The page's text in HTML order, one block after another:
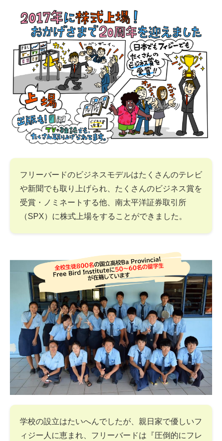
フリーバードのビジネスモデルはたくさんのテレビ
や新聞でも取り上げられ、たくさんのビジネス賞を
受賞・ノミネートする他、南太平洋証券取引所
（SPX）に株式上場をすることができました。
学校の設立はたいへんでしたが、親日家で優しいフ
ィジー人に恵まれ、フリーバードは『圧倒的にフレ